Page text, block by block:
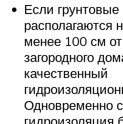
Если
располагаются
менее 100 см
загородного
качественный
Одновременно